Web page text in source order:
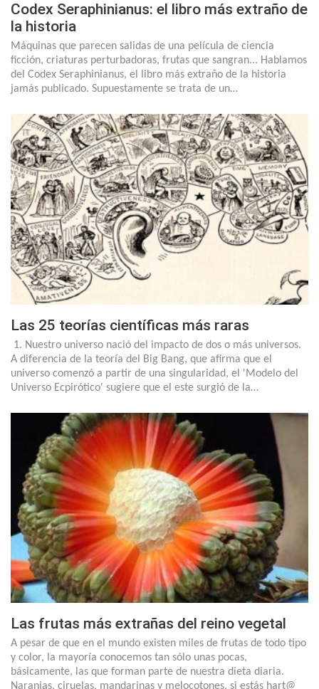
Codex Seraphinianus: el libro más extraño de
la historia
Máquinas que parecen salidas de una película de ciencia
ficción, criaturas perturbadoras, frutas que sangran... Hablamos
del Codex Seraphinianus, el libro más extraño de la historia
jamás publicado. Supuestamente se trata de un…
Las 25 teorías científicas más raras
1. Nuestro universo nació del impacto de dos o más universos.
A diferencia de la teoría del Big Bang, que afirma que el
universo comenzó a partir de una singularidad, el 'Modelo del
Universo Ecpirótico' sugiere que el este surgió de la…
Las frutas más extrañas del reino vegetal
A pesar de que en el mundo existen miles de frutas de todo tipo
y color, la mayoría conocemos tan sólo unas pocas,
básicamente, las que forman parte de nuestra dieta diaria.
Naranjas, ciruelas, mandarinas y melocotones, si estás hart@